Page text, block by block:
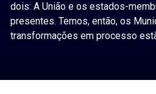
dois: A União e os estados-
presentes. Temos, então, os
transformações em processo